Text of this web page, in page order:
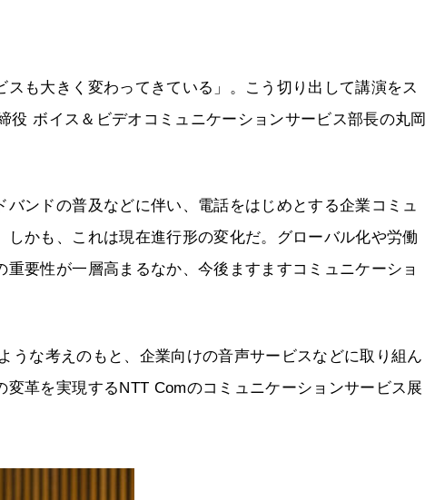
スも大きく変わってきている」。こう切り出して講演をス
役 ボイス＆ビデオコミュニケーションサービス部長の丸岡
ンドの普及などに伴い、電話をはじめとする企業コミュ
かも、これは現在進行形の変化だ。グローバル化や労働
要性が一層高まるなか、今後ますますコミュニケーショ
うな考えのもと、企業向けの音声サービスなどに取り組ん
革を実現するNTT Comのコミュニケーションサービス展